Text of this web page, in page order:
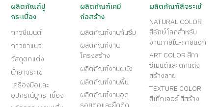
ผลิตภัณฑ์ปู
กระเบื้อง
กาวซีเมนต์
กาวยาแนว
วัสดุตกแต่ง
น้ำยาจระเข้
เครื่องมือและ
อุปกรณ์ปูกระเบื้อง
ผลิตภัณฑ์เคมี
ก่อสร้าง
ผลิตภัณฑ์งานกันซึม
ผลิตภัณฑ์งาน
โครงสร้าง
ผลิตภัณฑ์งานผนัง
ผลิตภัณฑ์งานพื้น
ผลิตภัณฑ์งานอุด
ผลิตภัณฑ์สีจระเข้
NATURAL COLOR
สีรักษ์โลกสำหรับ
งานภายใน-ภายนอก
ART COLOR สีทา
ซีเมนต์และตกแต่ง
สร้างลาย
TEXTURE COLOR
สีเท็กเจอร์ สีสร้าง